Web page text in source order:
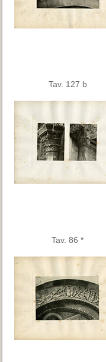
Tav. 127 b
Tav. 86 *